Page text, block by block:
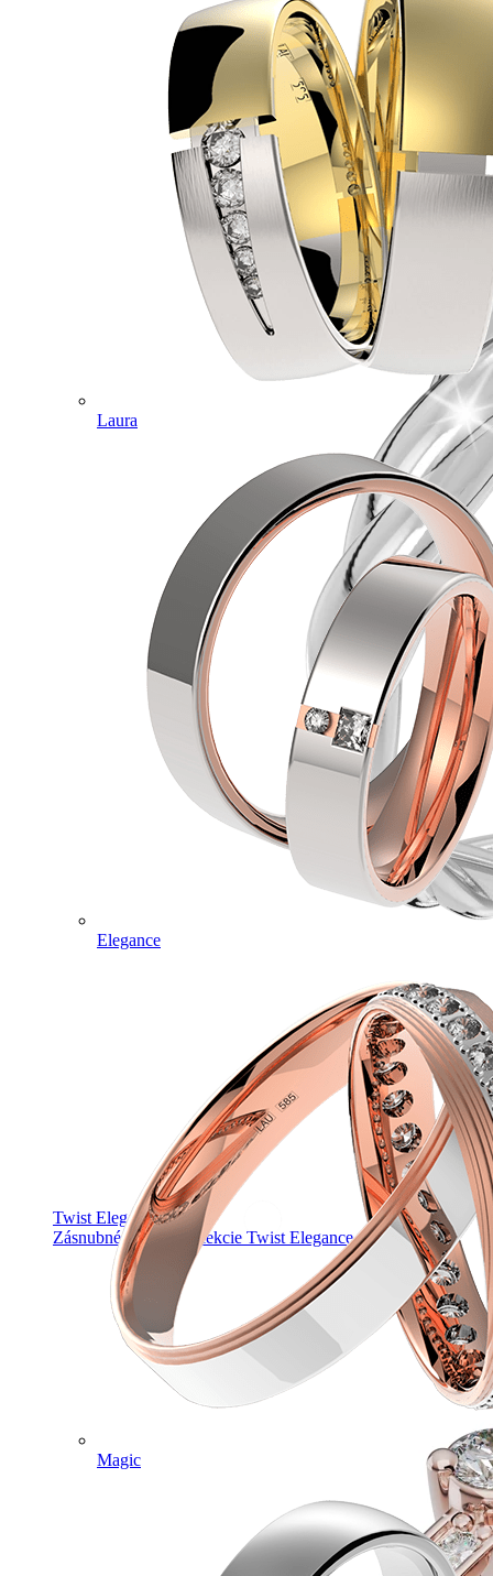
Twist Elegance
Zásnubné prstne z kolekcie Twist Elegance.
Laura
Elegance
Magic